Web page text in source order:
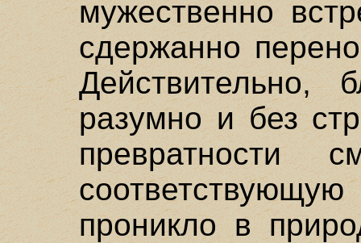
мужественно
сдержанно
Действительно,
разумно и без
превратности
проникло в